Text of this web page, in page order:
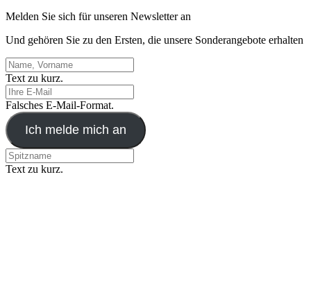
Melden Sie sich für unseren Newsletter an
Und gehören Sie zu den Ersten, die unsere Sonderangebote erhalten
Text zu kurz.
Falsches E-Mail-Format.
Ich melde mich an
Text zu kurz.